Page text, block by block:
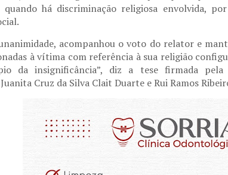
quando há discriminação religiosa envolvida,
acompanhou o voto do relator e
à vítima com referência à sua religião
da insignificância”, diz a tese firmada pela
Cruz da Silva Clait Duarte e Rui Ramos